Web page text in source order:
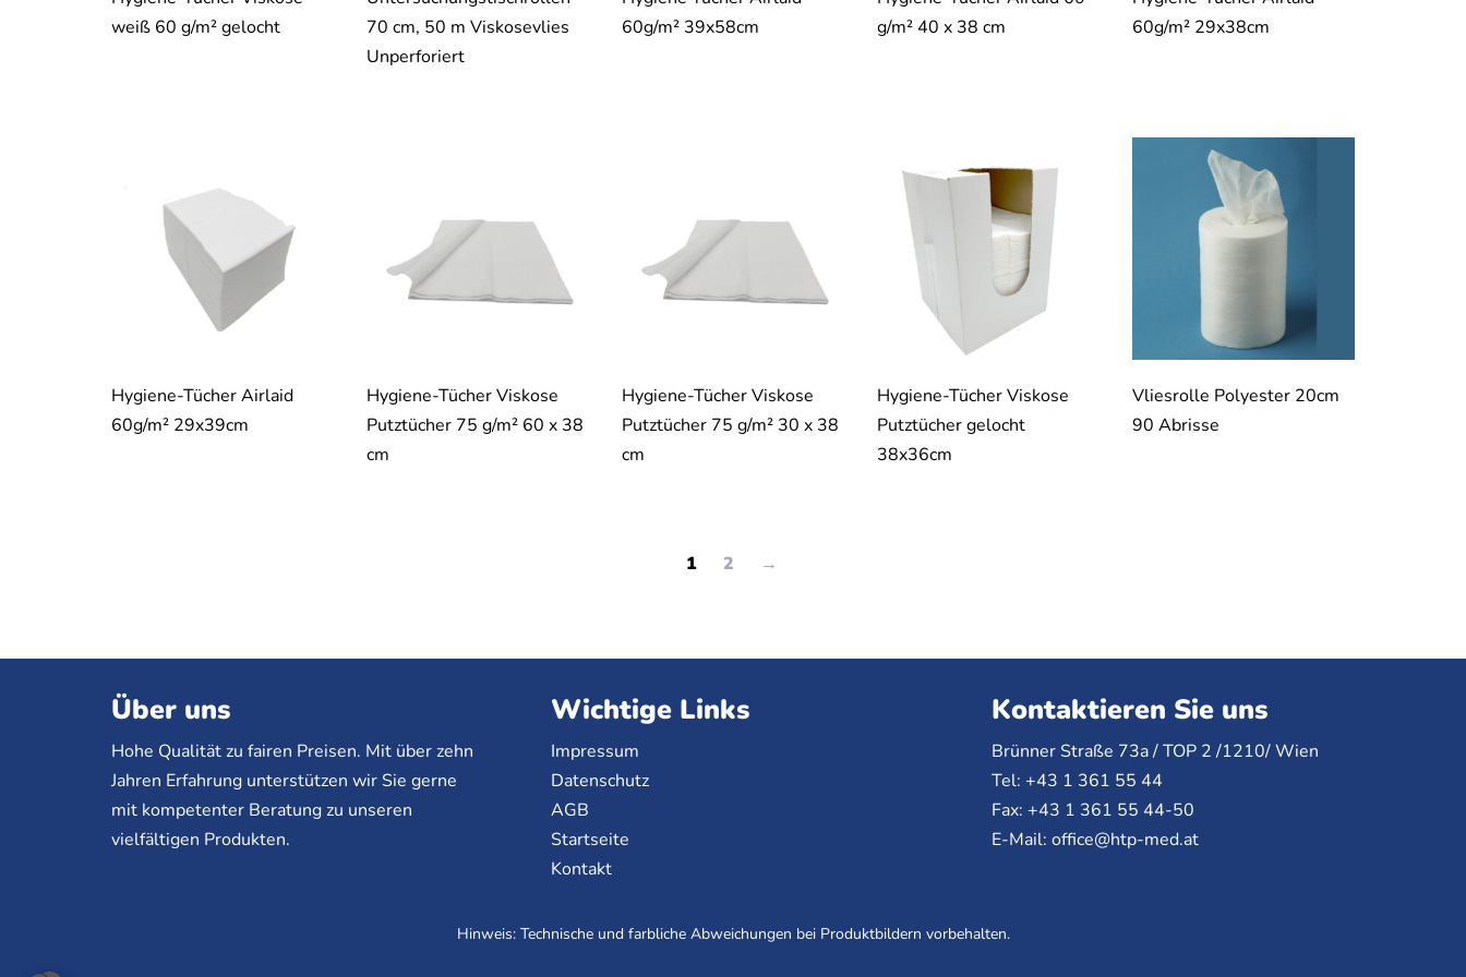
weiß 60 g/m² gelocht
70 cm, 50 m Viskosevlies
Unperforiert
60g/m² 39x58cm
g/m² 40 x 38 cm
60g/m² 29x38cm
Hygiene-Tücher Airlaid
60g/m² 29x39cm
Hygiene-Tücher Viskose
Putztücher 75 g/m² 60 x 38
cm
Hygiene-Tücher Viskose
Putztücher 75 g/m² 30 x 38
cm
Hygiene-Tücher Viskose
Putztücher gelocht
38x36cm
Vliesrolle Polyester 20cm
90 Abrisse
1 2 →
Über uns
Hohe Qualität zu fairen Preisen. Mit über zehn
Jahren Erfahrung unterstützen wir Sie gerne
mit kompetenter Beratung zu unseren
vielfältigen Produkten.
Wichtige Links
Impressum
Datenschutz
AGB
Startseite
Kontakt
Kontaktieren Sie uns
Brünner Straße 73a /TOP2 /1210/ Wien
Tel: +43 1 361 55 44
Fax: +43 1 361 55 44-50
E-Mail: office@htp-med.at
Hinweis: Technische und farbliche Abweichungen bei Produktbildern vorbehalten.